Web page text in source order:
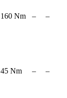
160 Nm – –
45 Nm – –